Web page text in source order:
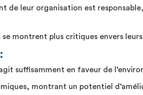
de leur organisation est responsable,
se montrent plus critiques envers
suffisamment en faveur de
montrant un potentiel